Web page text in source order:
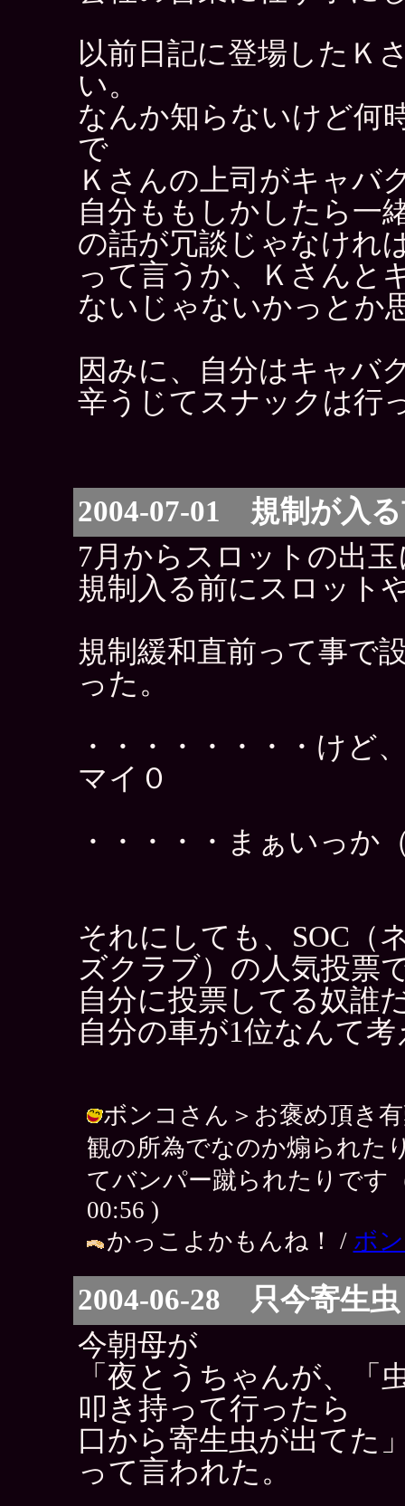
以前日記に登場したＫ
い。
なんか知らないけど何
で
Ｋさんの上司がキャバ
自分ももしかしたら一
の話が冗談じゃなけれ
って言うか、Ｋさんと
ないじゃないかっとか
因みに、自分はキャバ
辛うじてスナックは行
2004-07-01 規制が入
7月からスロットの出
規制入る前にスロット
規制緩和直前って事で
った。
・・・・・・・・けど
マイ０
・・・・・まぁいっか
それにしても、SOC（
ズクラブ）の人気投票
自分に投票してる奴誰
自分の車が1位なんて
ボンコさん＞お褒め頂き
観の所為でなのか煽られた
てバンパー蹴られたりです
00:56 )
かっこよかもんね！ / ボ
2004-06-28 只今寄生虫
今朝母が
「夜とうちゃんが、「
叩き持って行ったら
口から寄生虫が出てた
って言われた。